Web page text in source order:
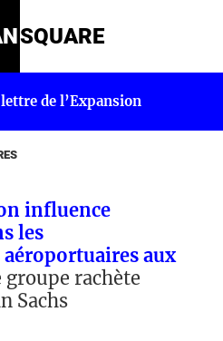
SQUARE
de l’Expansion
influence
les
aux
groupe rachète
Sachs